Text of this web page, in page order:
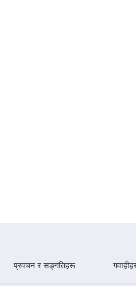
प्रवचन र सङ्गतिहरू